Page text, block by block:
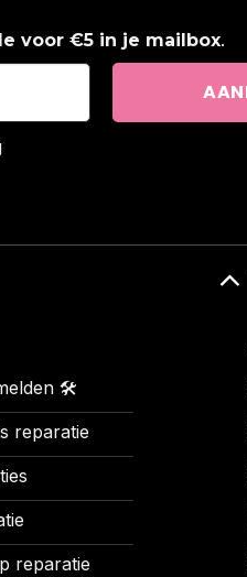
voor €5 in je mailbox.
🛠️
reparatie
reparatie